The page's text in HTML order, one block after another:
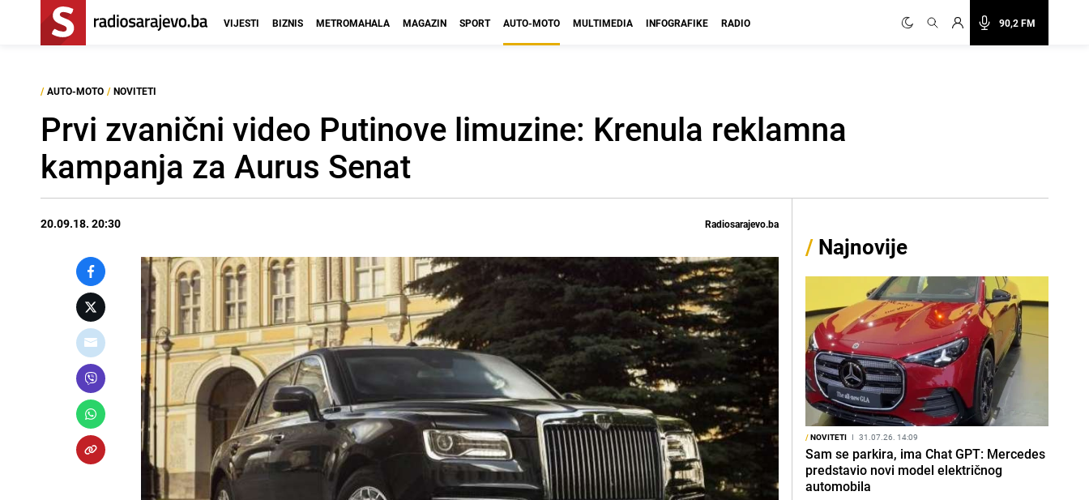
90,2 FM
VIJESTI BIZNIS METROMAHALA MAGAZIN SPORT AUTO-MOTO MULTIMEDIA INFOGRAFIKE RADIO
/ AUTO-MOTO / NOVITETI
Prvi zvanični video Putinove limuzine: Krenula reklamna
kampanja za Aurus Senat
20.09.18. 20:30 Radiosarajevo.ba
/ Najnovije
/NOVITETI I 31.07.26. 14:09
Sam se parkira, ima Chat GPT: Mercedes
predstavio novi model električnog
automobila